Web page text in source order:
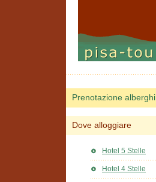
Prenotazione alberghi
Dove alloggiare
Hotel 5 Stelle
Hotel 4 Stelle